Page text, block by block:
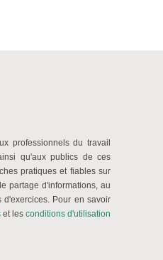
professionnels du travail
qu'aux publics de ces
pratiques et fiables sur
partage d'informations, au
Pour en savoir
et les conditions d'utilisation